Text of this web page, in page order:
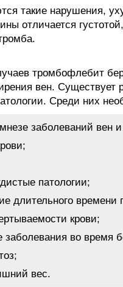
такие нарушения,
отличается
тромбофлебит
вен. Существует
Среди них
заболеваний вен
патологии;
длительного времени
крови;
во время
вес.